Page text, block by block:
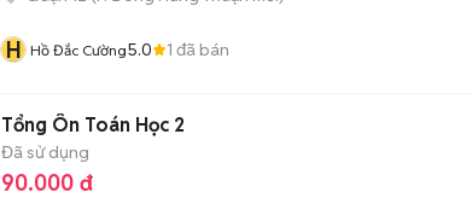
H Hồ Đắc Cường5.0 1 đã bán
Tổng Ôn Toán Học 2
Đã sử dụng
90.000 đ